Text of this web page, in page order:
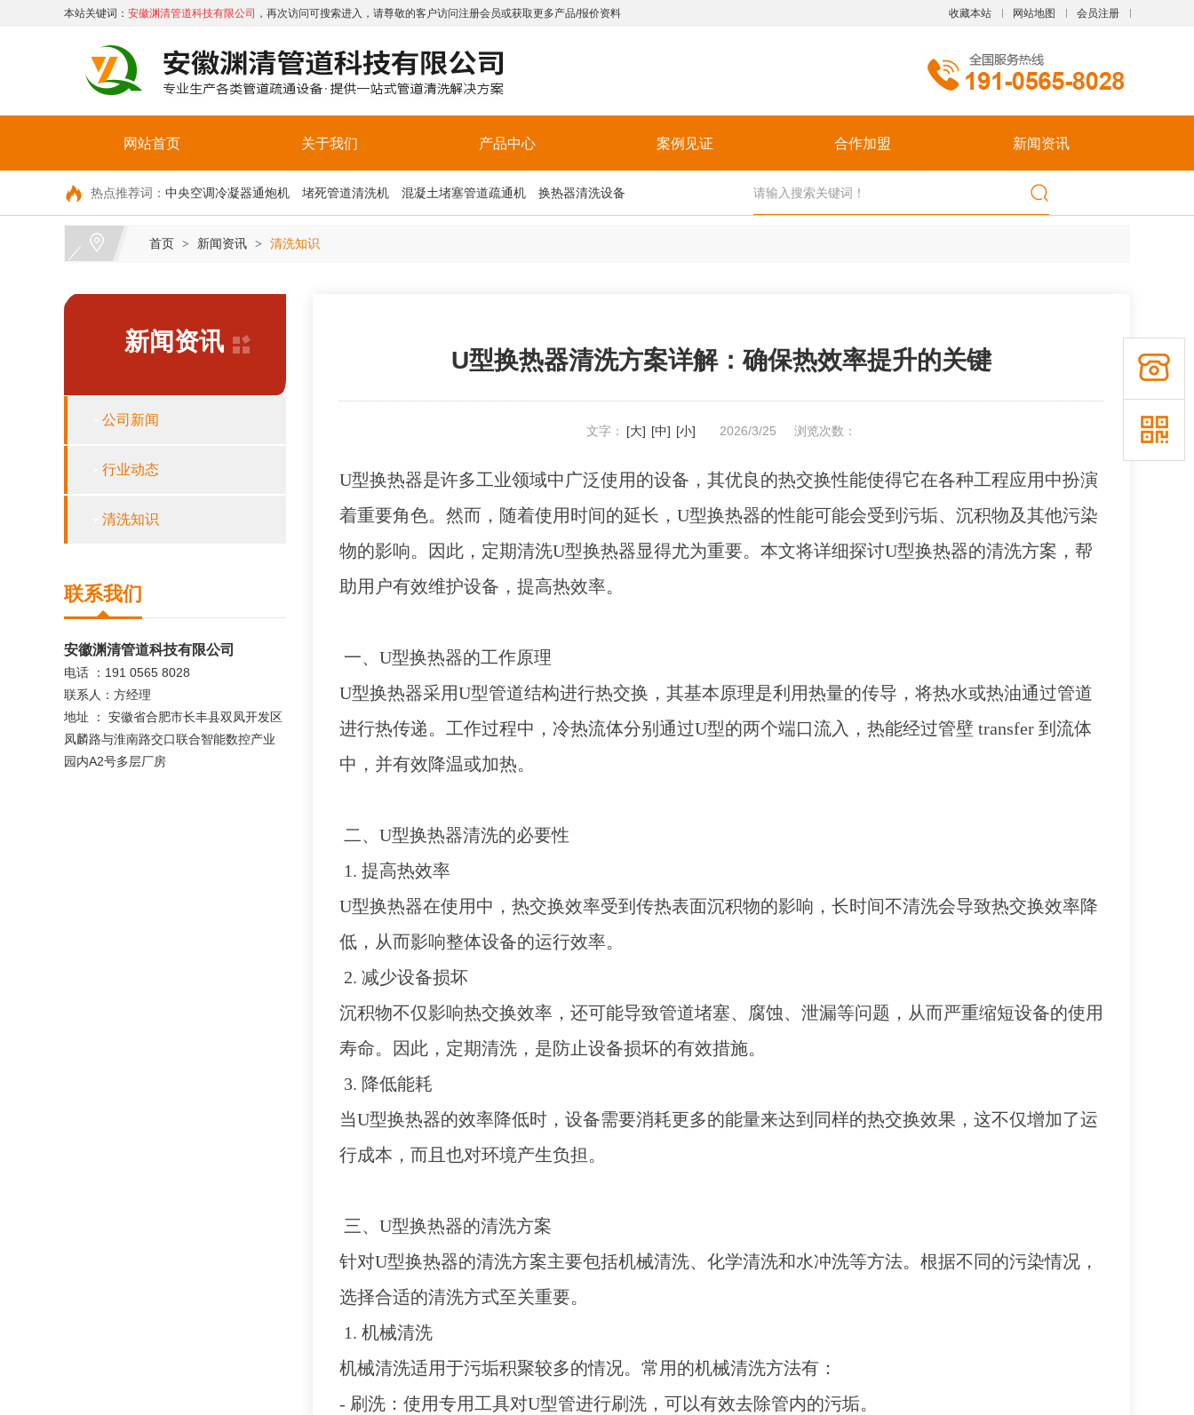
本站关键词： 安徽渊清管道科技有限公司 ，再次访问可搜索进入，请尊敬的客户访问注册会员或获取更多产品/报价资料 收藏本站 网站地图 会员注册
网站首页 关于我们 产品中心 案例见证 合作加盟 新闻资讯
热点推荐词： 中央空调冷凝器通炮机 堵死管道清洗机 混凝土堵塞管道疏通机 换热器清洗设备
首页 > 新闻资讯 > 清洗知识
新闻资讯
公司新闻
行业动态
清洗知识
联系我们
安徽渊清管道科技有限公司
电话 ：191 0565 8028
联系人：方经理
地址 ： 安徽省合肥市长丰县双凤开发区
凤麟路与淮南路交口联合智能数控产业
园内A2号多层厂房
U型换热器清洗方案详解：确保热效率提升的关键
文字： [大] [中] [小] 2026/3/25 浏览次数：
U型换热器是许多工业领域中广泛使用的设备，其优良的热交换性能使得它在各种工程应用中扮演
着重要角色。然而，随着使用时间的延长，U型换热器的性能可能会受到污垢、沉积物及其他污染
物的影响。因此，定期清洗U型换热器显得尤为重要。本文将详细探讨U型换热器的清洗方案，帮
助用户有效维护设备，提高热效率。
一、 U型换热器的工作原理
U型换热器采用U型管道结构进行热交换，其基本原理是利用热量的传导，将热水或热油通过管道
进行热传递。工作过程中，冷热流体分别通过U型的两个端口流入，热能经过管壁 transfer 到流体
中，并有效降温或加热。
二、 U型换热器清洗的必要性
1. 提高热效率
U型换热器在使用中，热交换效率受到传热表面沉积物的影响，长时间不清洗会导致热交换效率降
低，从而影响整体设备的运行效率。
2. 减少设备损坏
沉积物不仅影响热交换效率，还可能导致管道堵塞、腐蚀、泄漏等问题，从而严重缩短设备的使用
寿命。因此，定期清洗，是防止设备损坏的有效措施。
3. 降低能耗
当U型换热器的效率降低时，设备需要消耗更多的能量来达到同样的热交换效果，这不仅增加了运
行成本，而且也对环境产生负担。
三、 U型换热器的清洗方案
针对U型换热器的清洗方案主要包括机械清洗、化学清洗和水冲洗等方法。根据不同的污染情况，
选择合适的清洗方式至关重要。
1. 机械清洗
机械清洗适用于污垢积聚较多的情况。常用的机械清洗方法有：
- 刷洗：使用专用工具对U型管进行刷洗，可以有效去除管内的污垢。